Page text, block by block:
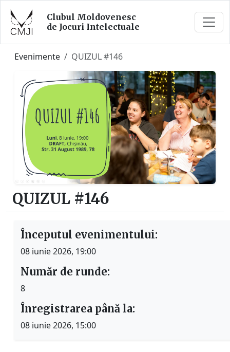
Clubul Moldovenesc
de Jocuri Intelectuale
Evenimente QUIZUL #146
QUIZUL #146
Începutul evenimentului:
08 iunie 2026, 19:00
Număr de runde:
8
Înregistrarea până la:
08 iunie 2026, 15:00